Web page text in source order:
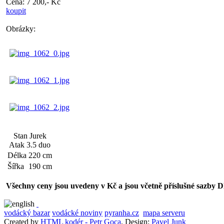
koupit
Obrázky:
Stan Jurek
Atak 3.5 duo
Délka 220 cm
Šířka
190 cm
Všechny ceny jsou uvedeny v Kč a jsou včetně příslušné sazby
vodácký bazar vodácké noviny pyranha.cz mapa serveru
Created by HTML kodér - Petr Goca, Design: Pavel Junk